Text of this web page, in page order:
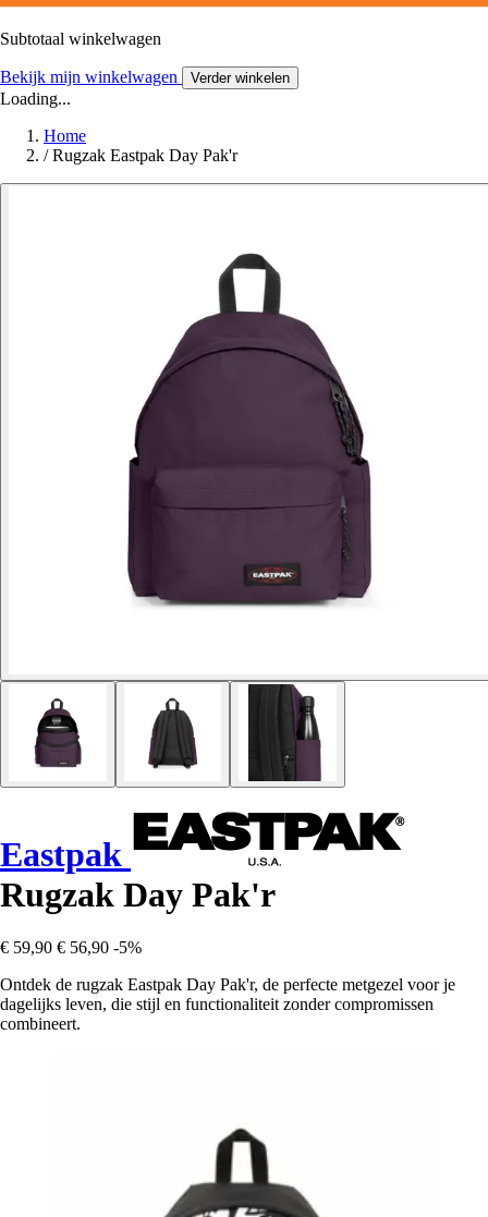
Subtotaal winkelwagen
Bekijk mijn winkelwagen Verder winkelen
Loading...
Home
/ Rugzak Eastpak Day Pak'r
Eastpak
Rugzak Day Pak'r
€ 59,90 € 56,90 -5%
Ontdek de rugzak Eastpak Day Pak'r, de perfecte metgezel voor je
dagelijks leven, die stijl en functionaliteit zonder compromissen
combineert.